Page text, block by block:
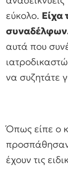
εύκολο. Είχα
αυτά που
να συζητάτε
Όπως είπε ο
έχουν τις